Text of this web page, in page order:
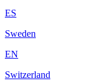
ES
Sweden
EN
Switzerland